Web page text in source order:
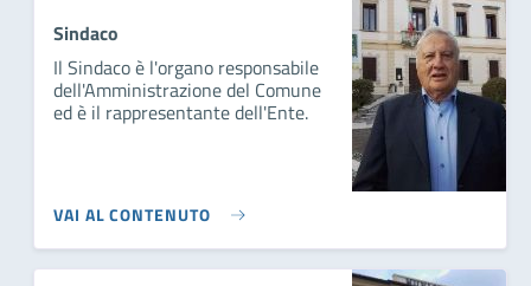
Sindaco
Il Sindaco è l'organo responsabile
dell'Amministrazione del Comune
ed è il rappresentante dell'Ente.
VAI AL CONTENUTO